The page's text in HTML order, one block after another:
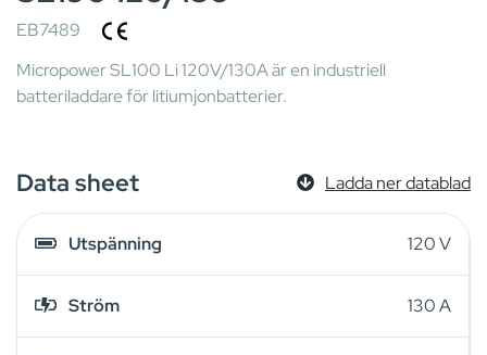
EB7489
Micropower SL100 Li 120V/130A är en industriell
batteriladdare för litiumjonbatterier.
Data sheet Ladda ner datablad
Utspänning 120 V
Ström 130 A